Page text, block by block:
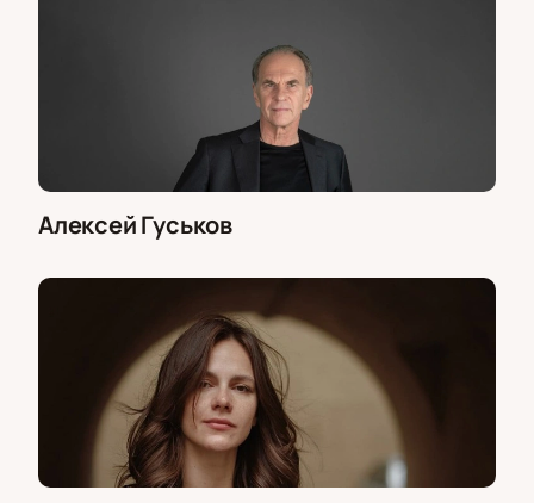
Пашкова, Владимир Симонов-мл.
Алексей Гуськов